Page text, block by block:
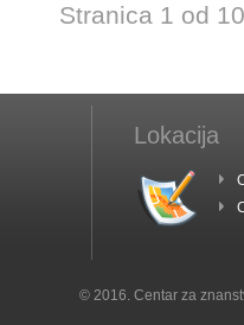
Stranica 1 od 10
Lokacija
© 2016. Centar za